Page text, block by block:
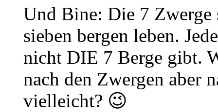
Und Bine: Die 7
sieben bergen leben.
nicht DIE 7 Berge gibt.
nach den Zwergen aber
vielleicht? 😉